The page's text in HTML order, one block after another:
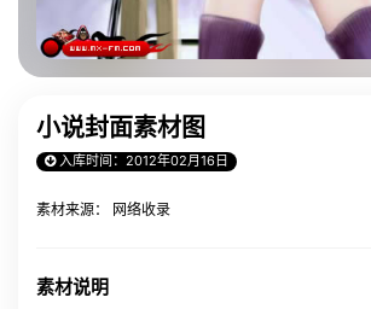
小说封面素材图
入库时间：2012年02月16日
素材来源： 网络收录
素材说明